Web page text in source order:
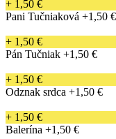
+ 1,50 €
Pani Tučniaková +1,50 €
+ 1,50 €
Pán Tučniak +1,50 €
+ 1,50 €
Odznak srdca +1,50 €
+ 1,50 €
Balerína +1,50 €